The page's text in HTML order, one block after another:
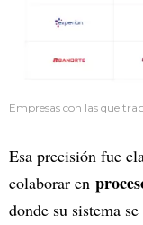
Empresas con las que
Esa precisión fue
colaborar en
donde su sistema